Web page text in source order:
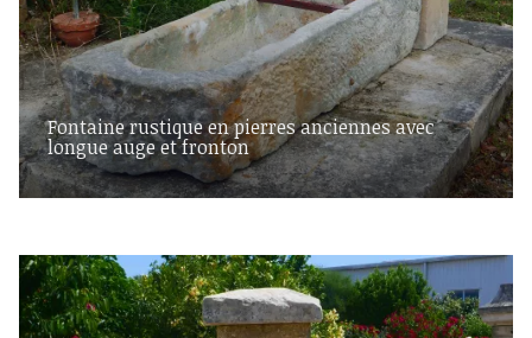
Fontaine rustique en pierres anciennes avec
longue auge et fronton